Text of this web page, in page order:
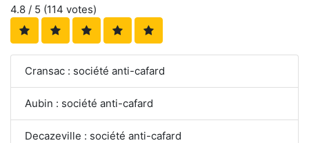
4.8 / 5 (114 votes)
Cransac : société anti-cafard
Aubin : société anti-cafard
Decazeville : société anti-cafard